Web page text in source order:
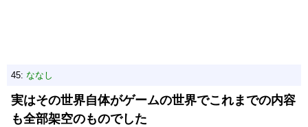
45: ななし
実はその世界自体がゲームの世界でこれまでの内容
も全部架空のものでした